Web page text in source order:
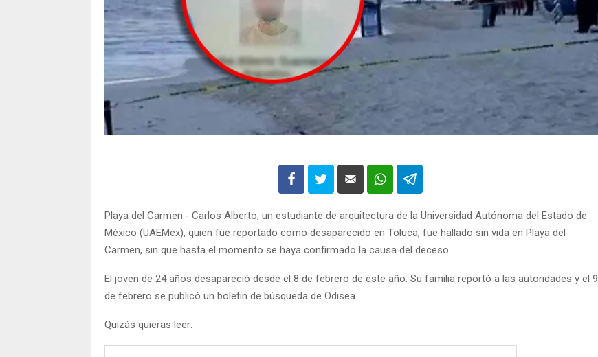
Playa del Carmen.- Carlos Alberto, un estudiante de arquitectura de la Universidad Autónoma del Estado de
México (UAEMex), quien fue reportado como desaparecido en Toluca, fue hallado sin vida en Playa del
Carmen, sin que hasta el momento se haya confirmado la causa del deceso.
El joven de 24 años desapareció desde el 8 de febrero de este año. Su familia reportó a las autoridades y el 9
de febrero se publicó un boletín de búsqueda de Odisea.
Quizás quieras leer: